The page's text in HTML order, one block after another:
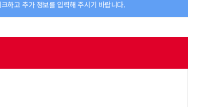
하고 추가 정보를 입력해 주시기 바랍니다.